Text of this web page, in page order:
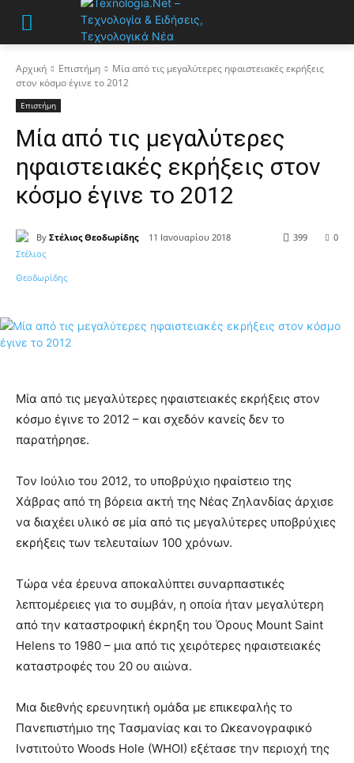
Αρχική Επιστήμη
Μία από τις μεγαλύτερες ηφαιστειακές εκρήξεις
στον κόσμο έγινε το 2012
Επιστήμη
Μία από τις μεγαλύτερες
ηφαιστειακές εκρήξεις στον
κόσμο έγινε το 2012
By Στέλιος Θεοδωρίδης 11 Ιανουαρίου 2018 0
399
Μία από τις μεγαλύτερες ηφαιστειακές εκρήξεις στον
κόσμο έγινε το 2012 – και σχεδόν κανείς δεν το
παρατήρησε.
Τον Ιούλιο του 2012, το υποβρύχιο ηφαίστειο της
Χάβρας από τη βόρεια ακτή της Νέας Ζηλανδίας άρχισε
να διαχέει υλικό σε μία από τις μεγαλύτερες υποβρύχιες
εκρήξεις των τελευταίων 100 χρόνων.
Τώρα νέα έρευνα αποκαλύπτει συναρπαστικές
λεπτομέρειες για το συμβάν, η οποία ήταν μεγαλύτερη
από την καταστροφική έκρηξη του Όρους Mount Saint
Helens το 1980 – μια από τις χειρότερες ηφαιστειακές
καταστροφές του 20 ου αιώνα.
Μια διεθνής ερευνητική ομάδα με επικεφαλής το
Πανεπιστήμιο της Τασμανίας και το Ωκεανογραφικό
Ινστιτούτο Woods Hole (WHOI) εξέτασε την περιοχή της